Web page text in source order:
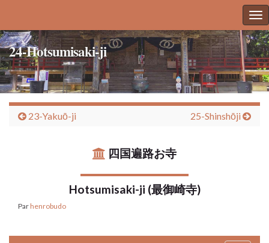
23-Yakuō-ji 25-Shinshōji
24-Hotsumisaki-ji
四国遍路お寺
Hotsumisaki-ji (最御崎寺)
Parhenrobudo